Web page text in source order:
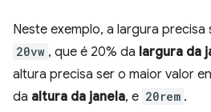
Neste exemplo, a largura
20vw , que é 20% da largura da
altura precisa ser o maior valor
da altura da janela, e 20rem .